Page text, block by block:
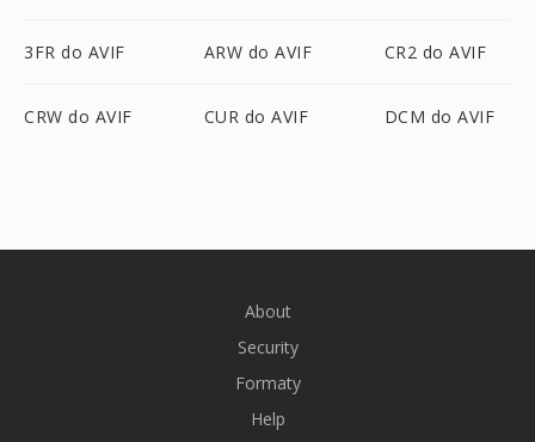
3FR do AVIF ARW do AVIF CR2 do AVIF
CRW do AVIF CUR do AVIF DCM do AVIF
About
Security
Formaty
Help